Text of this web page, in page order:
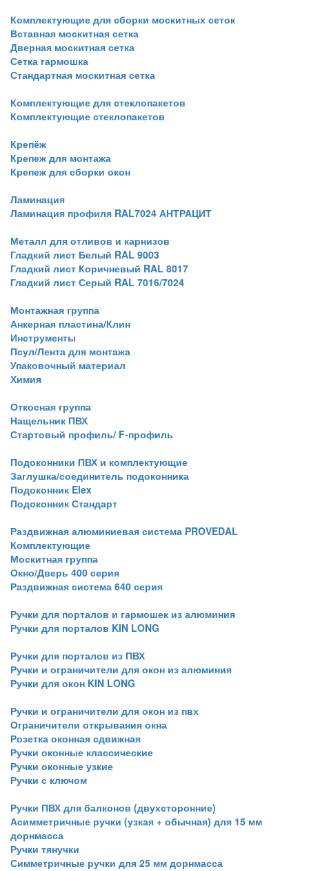
Комплектующие для сборки москитных сеток
Вставная москитная сетка
Дверная москитная сетка
Сетка гармошка
Стандартная москитная сетка
Комплектующие для стеклопакетов
Комплектующие стеклопакетов
Крепёж
Крепеж для монтажа
Крепеж для сборки окон
Ламинация
Ламинация профиля RAL7024 АНТРАЦИТ
Металл для отливов и карнизов
Гладкий лист Белый RAL 9003
Гладкий лист Коричневый RAL 8017
Гладкий лист Серый RAL 7016/7024
Монтажная группа
Анкерная пластина/Клин
Инструменты
Псул/Лента для монтажа
Упаковочный материал
Химия
Откосная группа
Нащельник ПВХ
Стартовый профиль/ F-профиль
Подоконники ПВХ и комплектующие
Заглушка/соединитель подоконника
Подоконник Elex
Подоконник Стандарт
Раздвижная алюминиевая система PROVEDAL
Комплектующие
Москитная группа
Окно/Дверь 400 серия
Раздвижная система 640 серия
Ручки для порталов и гармошек из алюминия
Ручки для порталов KIN LONG
Ручки для порталов из ПВХ
Ручки и ограничители для окон из алюминия
Ручки для окон KIN LONG
Ручки и ограничители для окон из пвх
Ограничители открывания окна
Розетка оконная сдвижная
Ручки оконные классические
Ручки оконные узкие
Ручки с ключом
Ручки ПВХ для балконов (двухсторонние)
Асимметричные ручки (узкая + обычная) для 15 мм
дорнмасса
Ручки тянучки
Симметричные ручки для 25 мм дорнмасса